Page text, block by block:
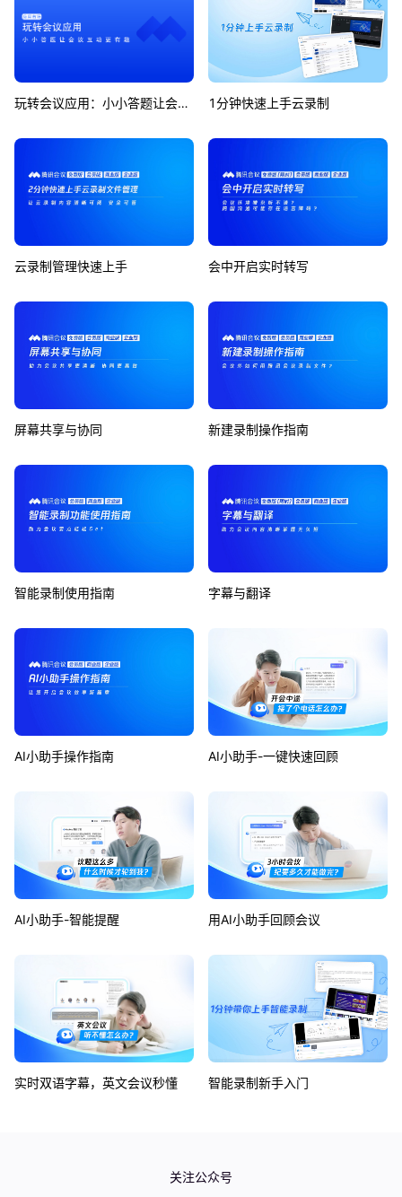
玩转会议应用：小小答题让会议互动更有趣 1分钟快速上手云录制
云录制管理快速上手 会中开启实时转写
屏幕共享与协同 新建录制操作指南
智能录制使用指南 字幕与翻译
AI小助手操作指南 AI小助手-一键快速回顾
AI小助手-智能提醒 用AI小助手回顾会议
实时双语字幕，英文会议秒懂 智能录制新手入门
关注公众号